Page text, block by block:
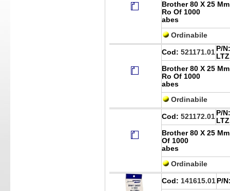
Brother 80 X 25
Ro Of 1000
abes
Ordinabile
Cod: 521171.01 P/N:
Brother 80 X 25
Ro Of 1000
abes
Ordinabile
Cod: 521172.01 P/N:
Brother 80 X 25
Of 1000
abes
Ordinabile
Cod: 141615.01 P/